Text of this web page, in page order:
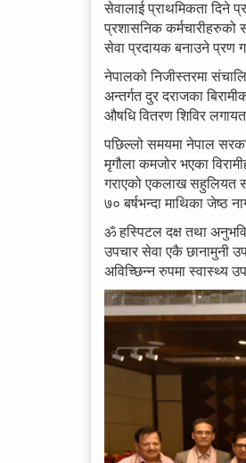
सेवालाई प्राथमिकता दिने
प्रशासनिक कर्मचारीहरुको
सेवा प्रदायक बनाउने प्रण
नेपालको निजीस्तरमा
अन्तर्गत दुर दराजका
औषधि वितरण शिविर
पछिल्लो समयमा नेपाल
मृगौला कमजोर भएका
गराएको एकलाख सहुलियत
७० बर्षभन्दा माथिका
ॐ हस्पिटल दक्ष तथा
उपचार सेवा एकै छानामुनी
अविच्छिन्न रुपमा स्वास्थ्य